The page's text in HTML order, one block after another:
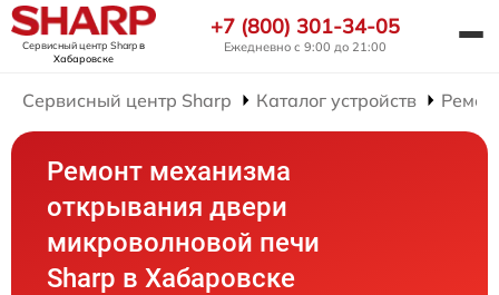
Сервисный центр Sharpв
Хабаровске
+7 (800) 301-34-05
Ежедневно с 9:00 до 21:00
Сервисный центр Sharp Каталог устройств
Ремонт механизма
открывания двери
микроволновой печи
Sharp в Хабаровске